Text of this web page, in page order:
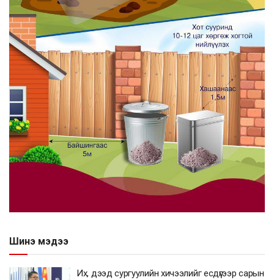
Шинэ мэдээ
Их, дээд сургуулийн хичээлийг есдүгээр сарын